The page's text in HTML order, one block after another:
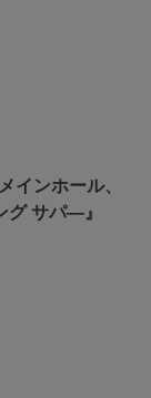
インホール、
グ サパ―』